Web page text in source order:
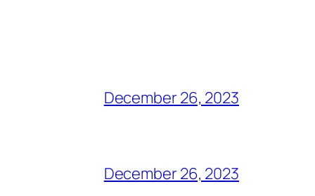
December 26, 2023
December 26, 2023